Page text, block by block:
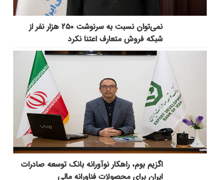
نمی‌توان نسبت به سرنوشت ۲۵۰ هزار نفر از
شبکه فروش متعارف اعتنا نکرد
اگزیم بوم، راهکار نوآورانه بانک توسعه صادرات
ایران برای محصولات فناورانه مالی